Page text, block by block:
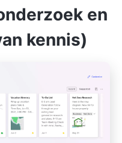
en
kennis)